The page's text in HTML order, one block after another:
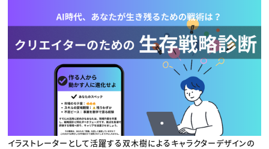
C＆R Magazine
映像
広告
出版
CREATIVE VILLAGEからのお知らせ
プロフェッショナル×つながる×メディア
イラストレーターとして活躍する双木樹によるキャラクターデザインの